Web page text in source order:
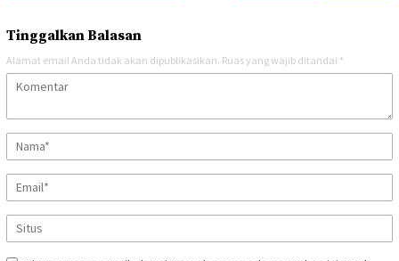
Tinggalkan Balasan
Alamat email Anda tidak akan dipublikasikan. Ruas yang wajib ditandai *